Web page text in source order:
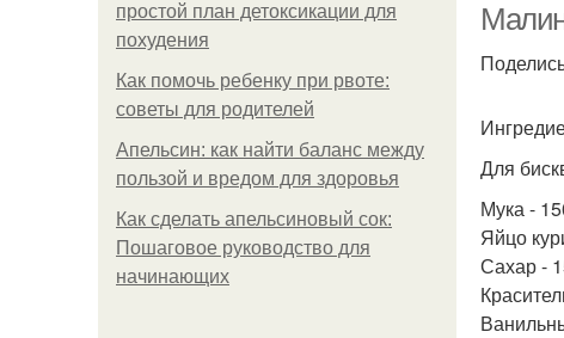
простой план детоксикации для
похудения
Как помочь ребенку при рвоте:
советы для родителей
Апельсин: как найти баланс между
пользой и вредом для здоровья
Как сделать апельсиновый сок:
Пошаговое руководство для
начинающих
Для
Мука -
Яйцо
Сахар -